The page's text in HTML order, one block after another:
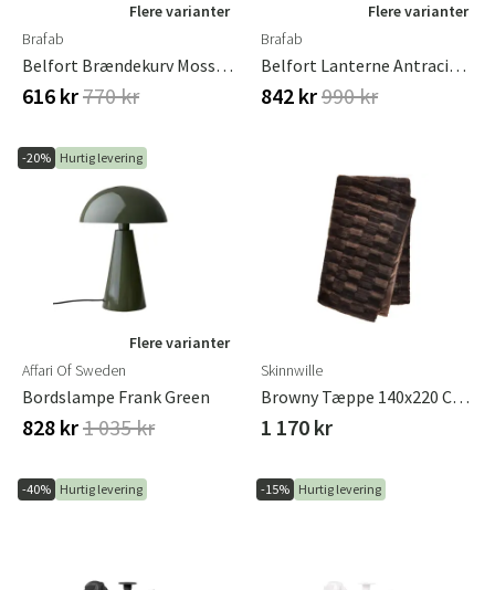
Flere varianter
Brafab
Belfort Brændekurv Moss Green Brafab
616 kr770 kr
Flere varianter
Brafab
Belfort Lanterne Antracit Brafab
842 kr990 kr
-20% Hurtig levering
Flere varianter
Affari Of Sweden
Bordslampe Frank Green
828 kr1 035 kr
Skinnwille
Browny Tæppe 140x220 Cm Chocolate
1 170 kr
-40% Hurtig levering -15% Hurtig levering